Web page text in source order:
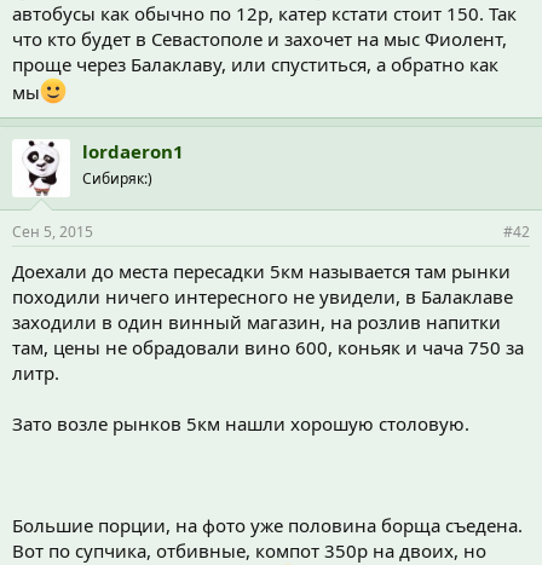
автобусы как обычно по 12р, катер кстати стоит 150. Так
что кто будет в Севастополе и захочет на мыс Фиолент,
проще через Балаклаву, или спуститься, а обратно как
мы
lordaeron1
Сибиряк:)
Сен 5, 2015 #42
Доехали до места пересадки 5км называется там рынки
походили ничего интересного не увидели, в Балаклаве
заходили в один винный магазин, на розлив напитки
там, цены не обрадовали вино 600, коньяк и чача 750 за
литр.
Зато возле рынков 5км нашли хорошую столовую.
Большие порции, на фото уже половина борща съедена.
Вот по супчика, отбивные, компот 350р на двоих, но